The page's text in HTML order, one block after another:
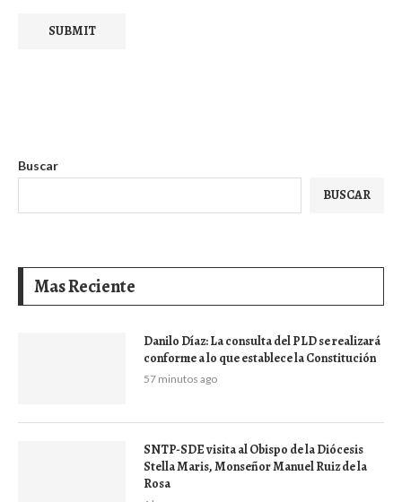
Buscar
BUSCAR
Mas Reciente
Danilo Díaz: La consulta del PLD se realizará
conforme a lo que establece la Constitución
57 minutos ago
SNTP-SDE visita al Obispo de la Diócesis
Stella Maris, Monseñor Manuel Ruiz de la
Rosa